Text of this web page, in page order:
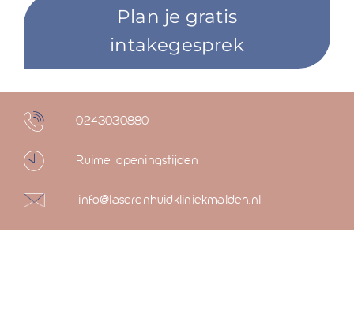
Plan je gratis
intakegesprek
0243030880
Ruime openingstijden
info@laserenhuidkliniekmalden.nl